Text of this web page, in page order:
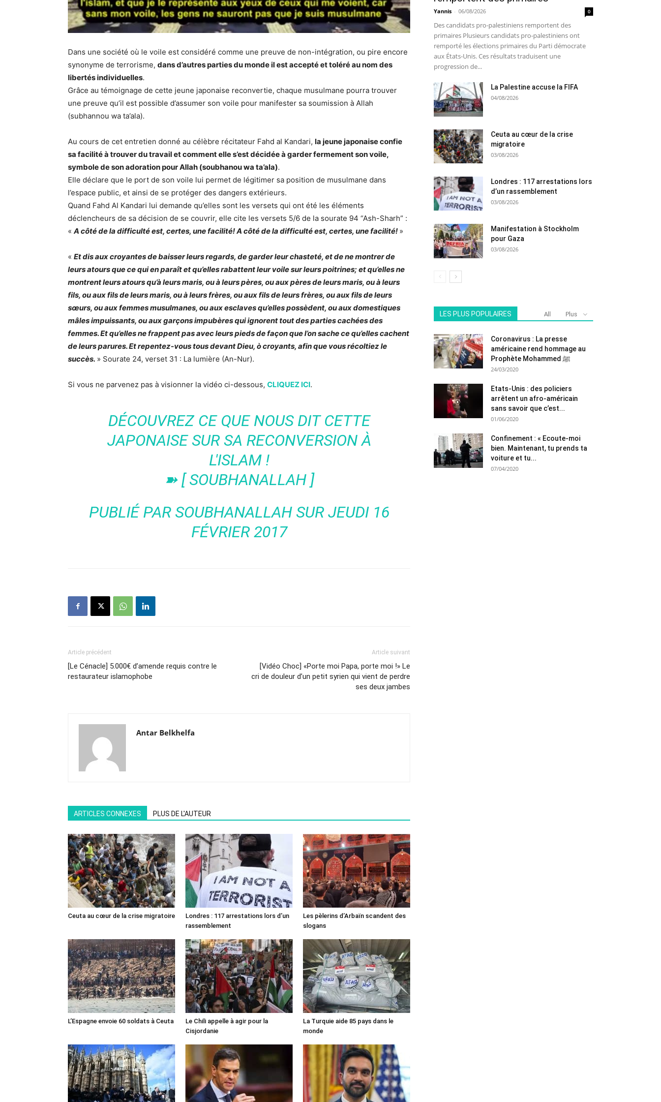
Dans une société où le voile est considéré comme une preuve de non-intégration, ou pire encore
synonyme de terrorisme, dans d’autres parties du monde il est accepté et toléré au nom des
libertés individuelles.
Grâce au témoignage de cette jeune japonaise reconvertie, chaque musulmane pourra trouver
une preuve qu’il est possible d’assumer son voile pour manifester sa soumission à Allah
(subhannou wa ta’ala).
Au cours de cet entretien donné au célèbre récitateur Fahd al Kandari, la jeune japonaise confie
sa facilité à trouver du travail et comment elle s’est décidée à garder fermement son voile,
symbole de son adoration pour Allah (soubhanou wa ta’ala).
Elle déclare que le port de son voile lui permet de légitimer sa position de musulmane dans
l’espace public, et ainsi de se protéger des dangers extérieurs.
Quand Fahd Al Kandari lui demande qu’elles sont les versets qui ont été les éléments
déclencheurs de sa décision de se couvrir, elle cite les versets 5/6 de la sourate 94 “Ash-Sharh” :
« A côté de la difficulté est, certes, une facilité! A côté de la difficulté est, certes, une facilité! »
« Et dis aux croyantes de baisser leurs regards, de garder leur chasteté, et de ne montrer de
leurs atours que ce qui en paraît et qu’elles rabattent leur voile sur leurs poitrines; et qu’elles ne
montrent leurs atours qu’à leurs maris, ou à leurs pères, ou aux pères de leurs maris, ou à leurs
fils, ou aux fils de leurs maris, ou à leurs frères, ou aux fils de leurs frères, ou aux fils de leurs
sœurs, ou aux femmes musulmanes, ou aux esclaves qu’elles possèdent, ou aux domestiques
mâles impuissants, ou aux garçons impubères qui ignorent tout des parties cachées des
femmes. Et qu’elles ne frappent pas avec leurs pieds de façon que l’on sache ce qu’elles cachent
de leurs parures. Et repentez-vous tous devant Dieu, ò croyants, afin que vous récoltiez le
succès. » Sourate 24, verset 31 : La lumière (An-Nur).
Si vous ne parvenez pas à visionner la vidéo ci-dessous, CLIQUEZ ICI.
DÉCOUVREZ CE QUE NOUS DIT CETTE
JAPONAISE SUR SA RECONVERSION À
L'ISLAM !
➽ [ SOUBHANALLAH ]
PUBLIÉ PAR SOUBHANALLAHSUR JEUDI 16
FÉVRIER 2017
Article précédent
[Le Cénacle] 5.000€ d’amende requis contre le
restaurateur islamophobe
Article suivant
[Vidéo Choc] «Porte moi Papa, porte moi !» Le
cri de douleur d’un petit syrien qui vient de perdre
ses deux jambes
Antar Belkhelfa
ARTICLES CONNEXES PLUS DE L'AUTEUR
Ceuta au cœur de la crise migratoire
Londres : 117 arrestations lors d’un
rassemblement
Les pèlerins d’Arbaïn scandent des
slogans
L’Espagne envoie 60 soldats à Ceuta
Le Chili appelle à agir pour la
Cisjordanie
La Turquie aide 85 pays dans le
monde
Yannis - 06/08/2026 0
Des candidats pro-palestiniens remportent des
primaires Plusieurs candidats pro-palestiniens ont
remporté les élections primaires du Parti démocrate
aux États-Unis. Ces résultats traduisent une
progression de...
La Palestine accuse la FIFA
04/08/2026
Ceuta au cœur de la crise
migratoire
03/08/2026
Londres : 117 arrestations lors
d’un rassemblement
03/08/2026
Manifestation à Stockholm
pour Gaza
03/08/2026
LES PLUS POPULAIRES All Plus
Coronavirus : La presse
américaine rend hommage au
Prophète Mohammed ﷺ
24/03/2020
Etats-Unis : des policiers
arrêtent un afro-américain
sans savoir que c’est...
01/06/2020
Confinement : « Ecoute-moi
bien. Maintenant, tu prends ta
voiture et tu...
07/04/2020